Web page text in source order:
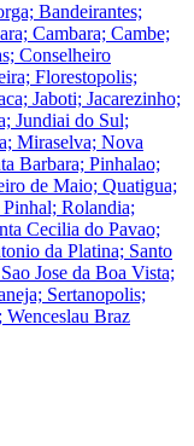
Bandeirantes;
Cambara; Cambe;
Conselheiro
Florestopolis;
Jaboti; Jacarezinho;
Jundiai do Sul;
Miraselva; Nova
Barbara; Pinhalao;
de Maio; Quatigua;
Rolandia;
Cecilia do Pavao;
da Platina; Santo
Jose da Boa Vista;
Sertanopolis;
Wenceslau Braz